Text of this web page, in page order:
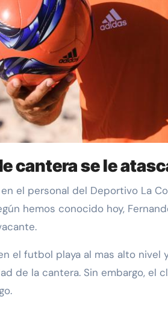
cantera se le
hemos conocido hoy,
el futbol playa al mas alto
de la cantera. Sin embargo,